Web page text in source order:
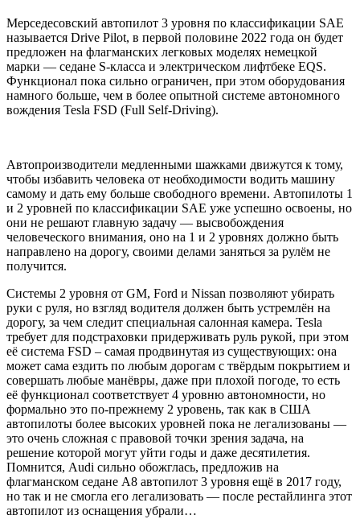
Мерседесовский автопилот 3 уровня по классификации SAE
называется Drive Pilot, в первой половине 2022 года он будет
предложен на флагманских легковых моделях немецкой
марки — седане S-класса и электрическом лифтбеке EQS.
Функционал пока сильно ограничен, при этом оборудования
намного больше, чем в более опытной системе автономного
вождения Tesla FSD (Full Self-Driving).
Автопроизводители медленными шажками движутся к тому,
чтобы избавить человека от необходимости водить машину
самому и дать ему больше свободного времени. Автопилоты 1
и 2 уровней по классификации SAE уже успешно освоены, но
они не решают главную задачу — высвобождения
человеческого внимания, оно на 1 и 2 уровнях должно быть
направлено на дорогу, своими делами заняться за рулём не
получится.
Системы 2 уровня от GM, Ford и Nissan позволяют убирать
руки с руля, но взгляд водителя должен быть устремлён на
дорогу, за чем следит специальная салонная камера. Tesla
требует для подстраховки придерживать руль рукой, при этом
её система FSD – самая продвинутая из существующих: она
может сама ездить по любым дорогам с твёрдым покрытием и
совершать любые манёвры, даже при плохой погоде, то есть
её функционал соответствует 4 уровню автономности, но
формально это по-прежнему 2 уровень, так как в США
автопилоты более высоких уровней пока не легализованы —
это очень сложная с правовой точки зрения задача, на
решение которой могут уйти годы и даже десятилетия.
Помнится, Audi сильно обожглась, предложив на
флагманском седане A8 автопилот 3 уровня ещё в 2017 году,
но так и не смогла его легализовать — после рестайлинга этот
автопилот из оснащения убрали…